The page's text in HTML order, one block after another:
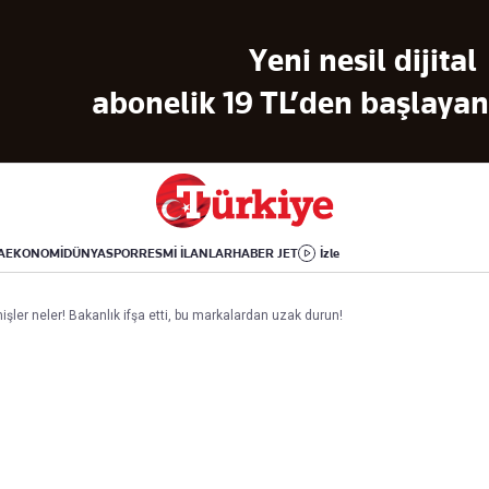
Yeni nesil dijital
abonelik 19 TL’den
EKONOMİDÜNYASPORRESMİ İLANLARHABER JET İzle
İsrail-Gazze
Yemek
Aktüel
Sinema
Kitap
neler! Bakanlık ifşa etti, bu markalardan uzak durun!